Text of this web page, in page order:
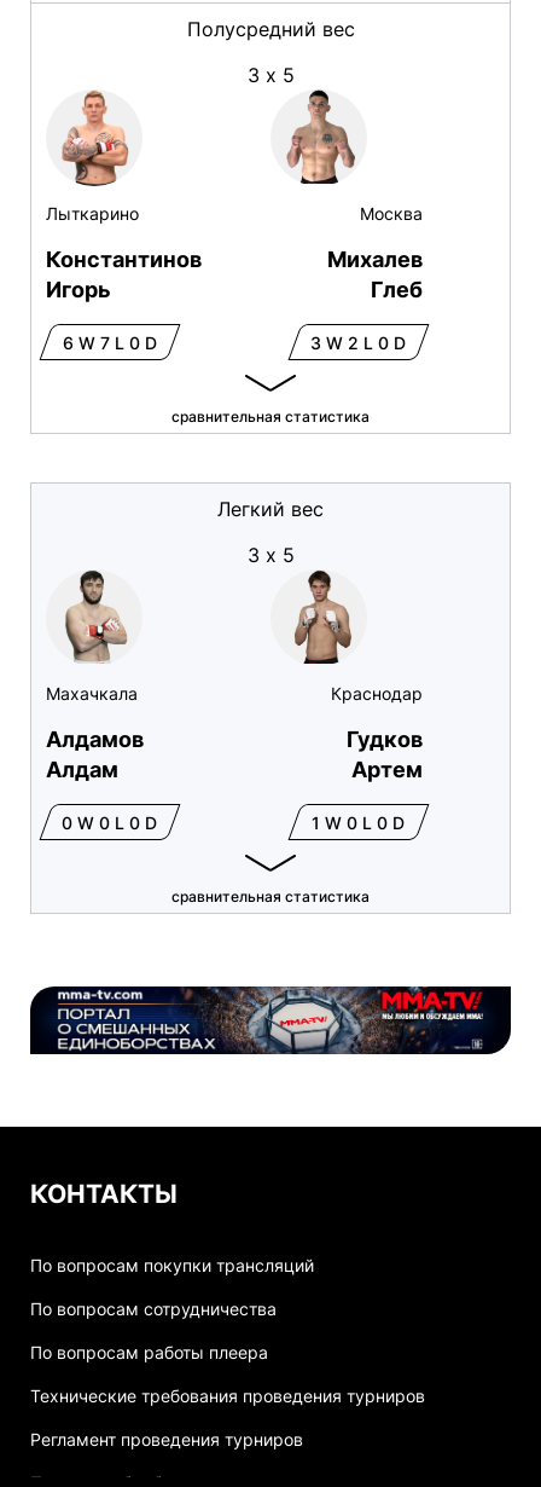
Лыткарино
Константинов
Игорь
6 W 7 L 0 D
Полусредний вес
3 х 5
Москва
Михалев
Глеб
3 W 2 L 0 D
сравнительная статистика
Махачкала
Алдамов
Алдам
0 W 0 L 0 D
Легкий вес
3 х 5
Краснодар
Гудков
Артем
1 W 0 L 0 D
сравнительная статистика
КОНТАКТЫ
По вопросам покупки трансляций
По вопросам сотрудничества
По вопросам работы плеера
Технические требования проведения турниров
Регламент проведения турниров
Политика обработки персональных данных